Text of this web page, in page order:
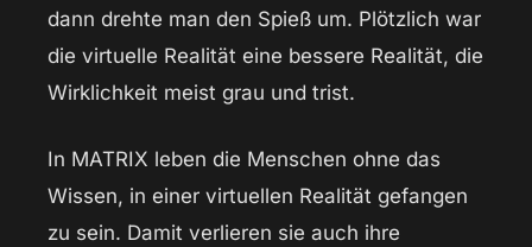
dann drehte man den Spieß um. Plötzlich war
die virtuelle Realität eine bessere Realität, die
Wirklichkeit meist grau und trist.
In MATRIX leben die Menschen ohne das
Wissen, in einer virtuellen Realität gefangen
zu sein. Damit verlieren sie auch ihre